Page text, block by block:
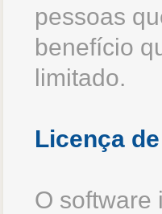
pessoas
benefício
limitado.
Licença
O software